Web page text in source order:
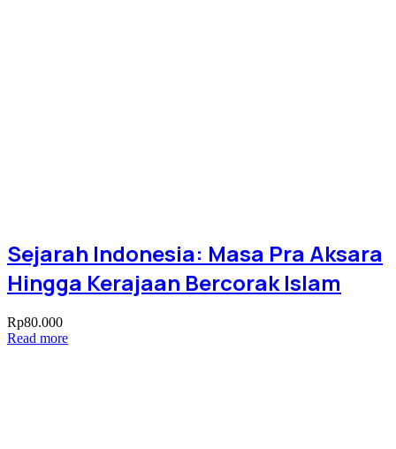
Sejarah Indonesia: Masa Pra Aksara
Hingga Kerajaan Bercorak Islam
Rp80.000
Read more